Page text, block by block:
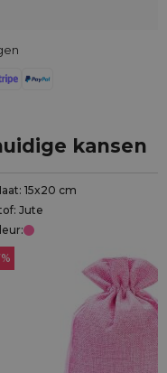
kansen
15x20 cm
Jute